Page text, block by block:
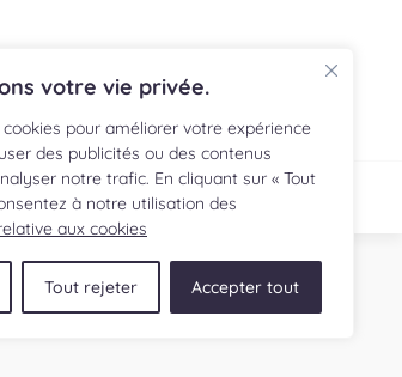
votre vie privée.
pour améliorer votre expérience
des publicités ou des contenus
notre trafic. En cliquant sur « Tout
à notre utilisation des
aux cookies
Tout rejeter Accepter tout